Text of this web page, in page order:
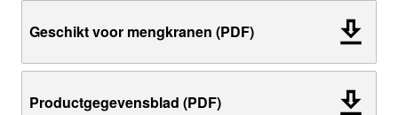
Geschikt voor mengkranen (PDF)
Productgegevensblad (PDF)